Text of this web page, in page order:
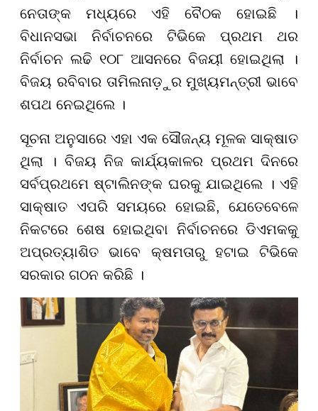
ନେତାଙ୍କ ମଧ୍ୟରେ ଏହି ବୈଠକ ହୋଇଛି ।
ବିଧାନସଭା ନିର୍ବାଚନରେ ଟିଭିକେ ପ୍ରଥମ ଥର
ନିର୍ବାଚନ ଲଢି ୧୦୮ ଆସନରେ ବିଜୟୀ ହୋଇଥିଲା ।
ବିଜୟ ରବିବାର ତାମିଲନାଡ଼ୁର ମୁଖ୍ୟମନ୍ତ୍ରୀ ଭାବେ
ଶପଥ ନେଇଥିଲେ ।
ସୂଚନା ଅନୁସାରେ ଏହା ଏକ ସୌଜନ୍ୟ ମୂଳକ ସାକ୍ଷାତ
ଥିଲା । ବିଜୟ ନିଜ କାର୍ଯ୍ୟକାଳର ପ୍ରଥମ ଦିନରେ
ସର୍ବପ୍ରଥମେ ଷ୍ଟାଲିନଙ୍କ ଘରକୁ ଯାଇଥିଲେ । ଏହି
ସାକ୍ଷାତ ଏପରି ସମୟରେ ହୋଇଛି, ଯେତେବେଳେ
ନିକଟରେ ଶେଷ ହୋଇଥିବା ନିର୍ବାଚନରେ ଡିଏମକକୁ
ଅପ୍ରତ୍ୟାଶିତ ଭାବେ କ୍ଷମତାରୁ ହଟାଇ ଟିଭିକେ
ସରକାର ଗଠନ କରିଛି ।